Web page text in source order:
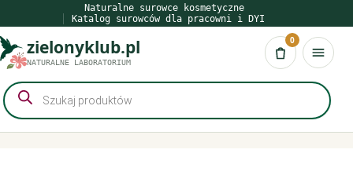
do
treści
Naturalne surowce kosmetyczne
Katalog surowców dla pracowni i DYI
zielonyklub.pl
NATURALNE LABORATORIUM Koszyk
0
Wyszukiwarka
produktów